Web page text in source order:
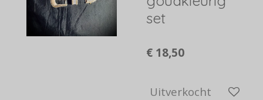
set
€ 18,50
Uitverkocht